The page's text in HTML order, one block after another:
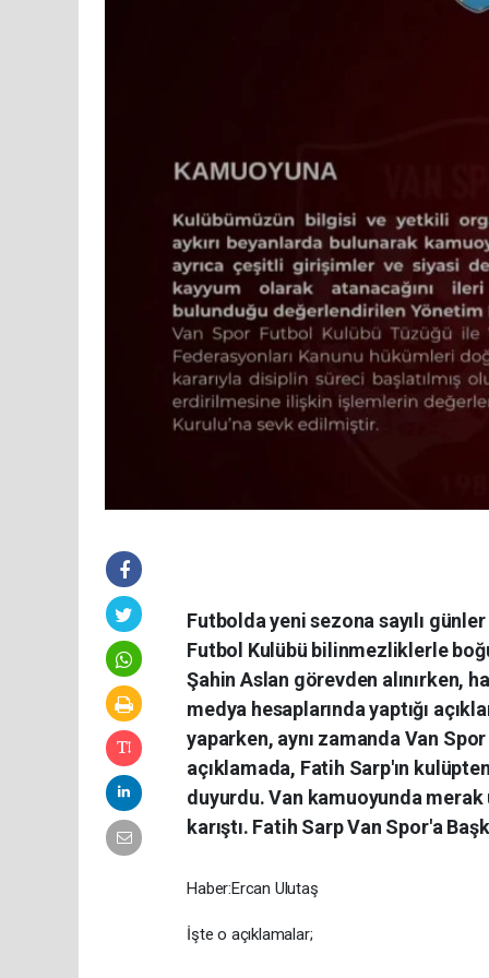
Futbolda yeni sezona sayılı
Futbol Kulübü bilinmezliklerle
Şahin Aslan görevden alınırken,
medya hesaplarında yaptığı
yaparken, aynı zamanda Van
açıklamada, Fatih Sarp'ın
duyurdu. Van kamuoyunda merak
karıştı. Fatih Sarp Van Spor'a
Haber:Ercan Ulutaş
İşte o açıklamalar;